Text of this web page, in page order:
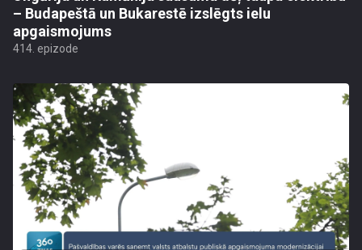
– Budapeštā un Bukarestē izslēgts ielu
apgaismojums
414. epizode